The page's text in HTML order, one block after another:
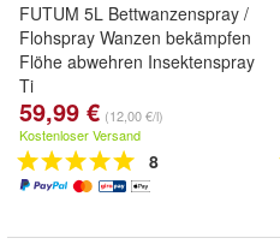
FUTUM 5L Bettwanzenspray /
Flohspray Wanzen bekämpfen
Flöhe abwehren Insektenspray
Ti
59,99 € (12,00 €/l)
Kostenloser Versand
8